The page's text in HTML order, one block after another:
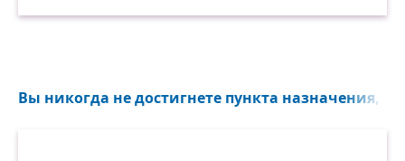
Вы никогда не достигнете пункта назначения,